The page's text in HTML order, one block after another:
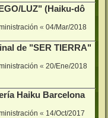
LUZ" (Haiku-dô
« 04/Mar/2018
de "SER TIERRA"
« 20/Ene/2018
Haiku Barcelona
« 14/Oct/2017